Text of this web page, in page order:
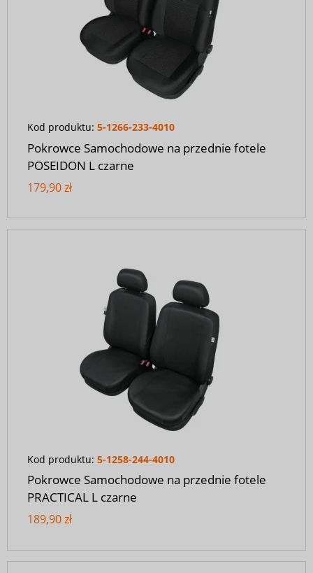
Kod produktu: 5-1266-233-4010
Pokrowce Samochodowe na przednie fotele
POSEIDON L czarne
179,90 zł
Kod produktu: 5-1258-244-4010
Pokrowce Samochodowe na przednie fotele
PRACTICAL L czarne
189,90 zł